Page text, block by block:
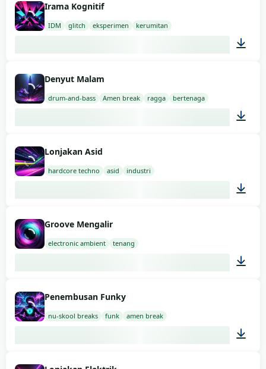
Irama Kognitif
IDM glitch eksperimen kerumitan
Denyut Malam
drum-and-bass Amen break ragga bertenaga
Lonjakan Asid
hardcore techno asid industri
Groove Mengalir
electronic ambient tenang
Penembusan Funky
nu-skool breaks funk amen break